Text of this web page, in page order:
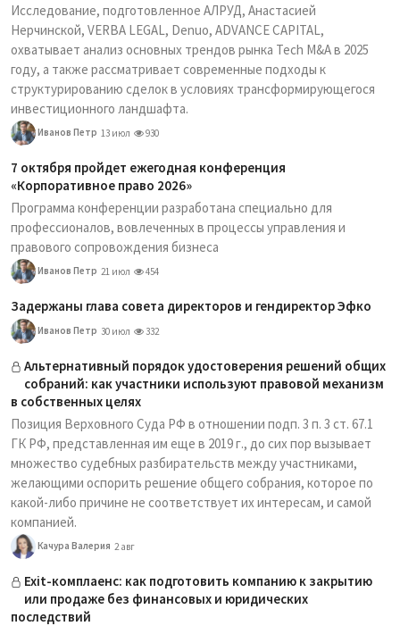
Исследование, подготовленное АЛРУД, Анастасией
Нерчинской, VERBA LEGAL, Denuo, ADVANCE CAPITAL,
охватывает анализ основных трендов рынка Tech M&A в 2025
году, а также рассматривает современные подходы к
структурированию сделок в условиях трансформирующегося
инвестиционного ландшафта.
Иванов Петр 13 июл 930
7 октября пройдет ежегодная конференция
«Корпоративное право 2026»
Программа конференции разработана специально для
профессионалов, вовлеченных в процессы управления и
правового сопровождения бизнеса
Иванов Петр 21 июл 454
Задержаны глава совета директоров и гендиректор Эфко
Иванов Петр 30 июл 332
Альтернативный порядок удостоверения решений общих
собраний: как участники используют правовой механизм
в собственных целях
Позиция Верховного Суда РФ в отношении подп. 3 п. 3 ст. 67.1
ГК РФ, представленная им еще в 2019 г., до сих пор вызывает
множество судебных разбирательств между участниками,
желающими оспорить решение общего собрания, которое по
какой-либо причине не соответствует их интересам, и самой
компанией.
Качура Валерия 2 авг
Exit-комплаенс: как подготовить компанию к закрытию
или продаже без финансовых и юридических
последствий